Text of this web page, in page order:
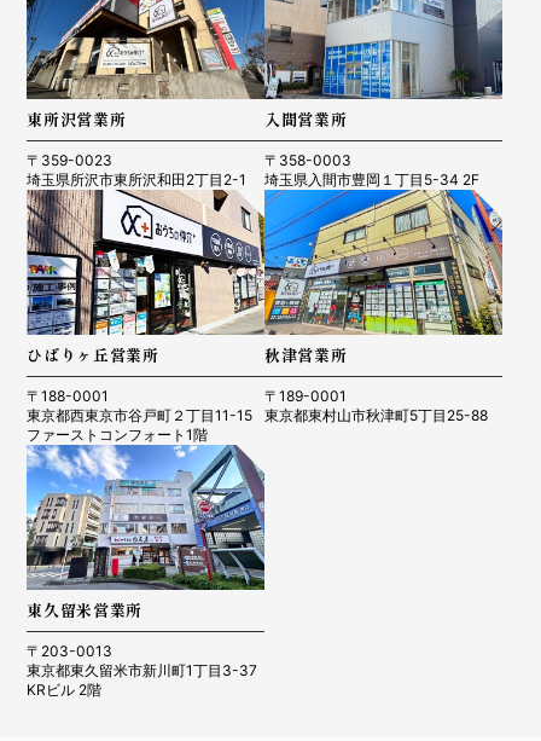
東所沢営業所
〒359-0023
埼玉県所沢市東所沢和田2丁目2-1
入間営業所
〒358-0003
埼玉県入間市豊岡１丁目5-34 2F
ひばりヶ丘営業所
〒188-0001
東京都西東京市谷戸町２丁目11-15
ファーストコンフォート1階
秋津営業所
〒189-0001
東京都東村山市秋津町5丁目25-88
東久留米営業所
〒203-0013
東京都東久留米市新川町1丁目3-37
KRビル 2階